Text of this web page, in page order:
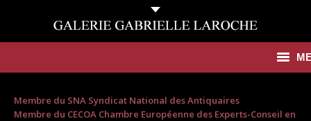
Antiquités
Membre du SNA Syndicat National des Antiquaires
Membre du CECOA Chambre Européenne des Experts-Conseil en